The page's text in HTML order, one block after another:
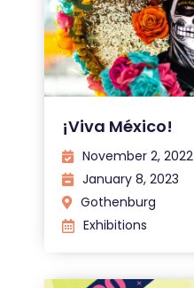
¡Viva México!
November 2, 2022
January 8, 2023
Gothenburg
Exhibitions